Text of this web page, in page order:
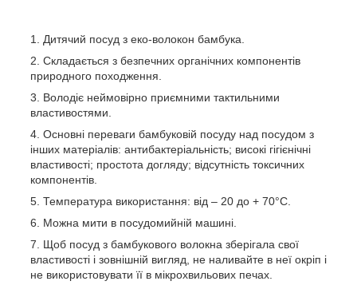
Дитячий посуд з еко-волокон бамбука.
Складається з безпечних органічних компонентів
природного походження.
Володіє неймовірно приємними тактильними
властивостями.
Основні переваги бамбуковій посуду над посудом з
інших матеріалів: антибактеріальність; високі гігієнічні
властивості; простота догляду; відсутність токсичних
компонентів.
Температура використання: від – 20 до + 70°С.
Можна мити в посудомийній машині.
Щоб посуд з бамбукового волокна зберігала свої
властивості і зовнішній вигляд, не наливайте в неї окріп і
не використовувати її в мікрохвильових печах.